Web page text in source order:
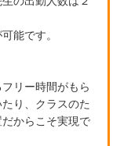
能です。
リー時間がもら
り、クラスのた
からこそ実現で